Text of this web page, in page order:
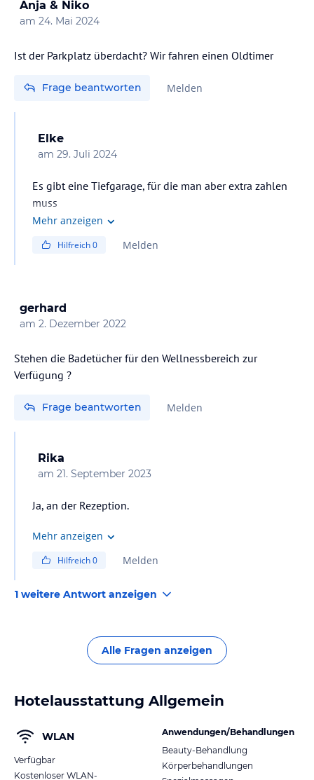
Anja & Niko
am 24. Mai 2024
Ist der Parkplatz überdacht? Wir fahren einen Oldtimer
Frage beantworten Melden
Elke
am 29. Juli 2024
Es gibt eine Tiefgarage, für die man aber extra zahlen
muss
Mehr anzeigen
Hilfreich0 Melden
gerhard
am 2. Dezember 2022
Stehen die Badetücher für den Wellnessbereich zur
Verfügung ?
Frage beantworten Melden
Rika
am 21. September 2023
Ja, an der Rezeption.
Mehr anzeigen
Hilfreich0 Melden
1 weitere Antwort anzeigen
Alle Fragen anzeigen
Hotelausstattung Allgemein
WLAN
Verfügbar
Kostenloser WLAN-
Anwendungen/Behandlungen
Beauty-Behandlung
Körperbehandlungen